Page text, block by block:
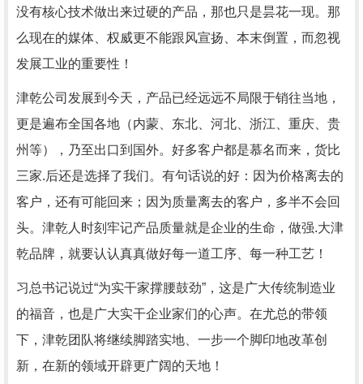
没有核心技术做出来过硬的产品，那也只是昙花一现。那
么现在的媒体、权威更不能跟风宣扬、本末倒置，而忽视
发展工业的重要性！
津乾公司发展到今天，产品已经远远不局限于销往当地，
更是遍布全国各地（内蒙、东北、河北、浙江、重庆、贵
州等），乃至出口到国外。好多客户都是慕名而来，货比
三家.后还是选择了我们。有句话说的好：因为价格离去的
客户，还有可能回来；因为质量离去的客户，多半不会回
头。津乾人时刻牢记产品质量就是企业的生命，做强.大津
乾品牌，就要认认真真做好每一道工序、每一种工艺！
习总书记说过“为实干家撑腰鼓劲”，这是广大传统制造业
的福音，也是广大实干企业家们的心声。在尤总的带领
下，津乾团队将继续脚踏实地、一步一个脚印地改革创
新，在新的领域开辟更广阔的天地！